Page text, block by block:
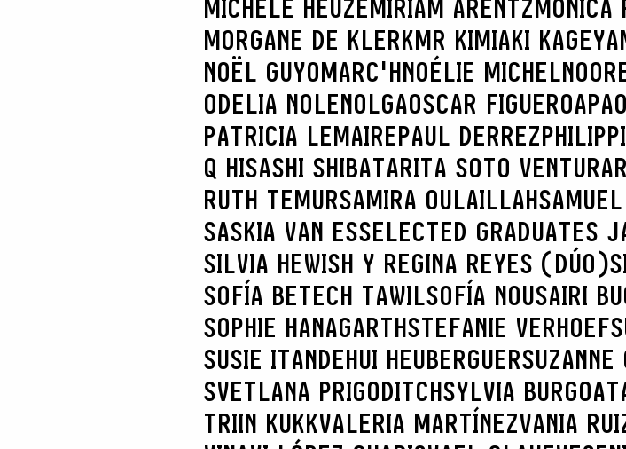
MICHÈLE HEUZÉMIRIAM ARENTZMÓNICA
MORGANE DE KLERKMR KIMIAKI
NOËL GUYOMARC'HNOÉLIE MICHEL
ODELIA NOLENOLGAOSCAR FIGUEROA
PATRICIA LEMAIREPAUL DERREZ
Q HISASHI SHIBATARITA SOTO VENTURA
RUTH TEMURSAMIRA OULAILLAH
SASKIA VAN ESSELECTED GRADUATES
SILVIA HEWISH Y REGINA REYES (DÚO)
SOFÍA BETECH TAWILSOFÍA NOUSAIRI
SOPHIE HANAGARTHSTEFANIE VERHOEF
SUSIE ITANDEHUI HEUBERGUER
SVETLANA PRIGODITCHSYLVIA BURGOA
TRIIN KUKKVALERIA MARTÍNEZVANIA